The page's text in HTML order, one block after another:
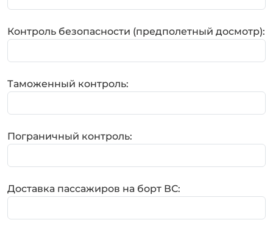
Контроль безопасности (предполетный досмотр):
Таможенный контроль:
Пограничный контроль:
Доставка пассажиров на борт ВС: